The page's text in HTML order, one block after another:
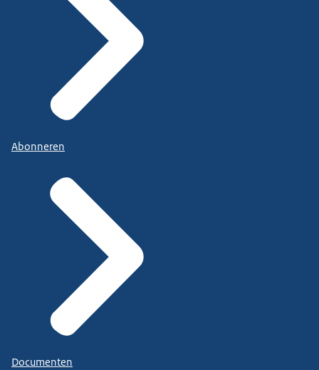
Abonneren
Documenten